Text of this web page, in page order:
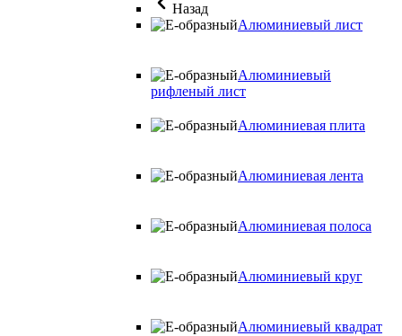
Назад
Алюминиевый лист
Алюминиевый
рифленый лист
Алюминиевая плита
Алюминиевая лента
Алюминиевая полоса
Алюминиевый круг
Алюминиевый квадрат